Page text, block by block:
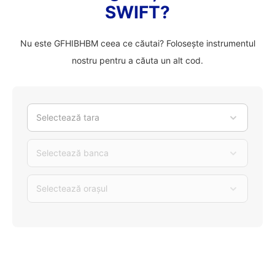
SWIFT?
Nu este GFHIBHBM ceea ce căutai? Folosește instrumentul
nostru pentru a căuta un alt cod.
Selectează tara
Selectează banca
Selectează orașul